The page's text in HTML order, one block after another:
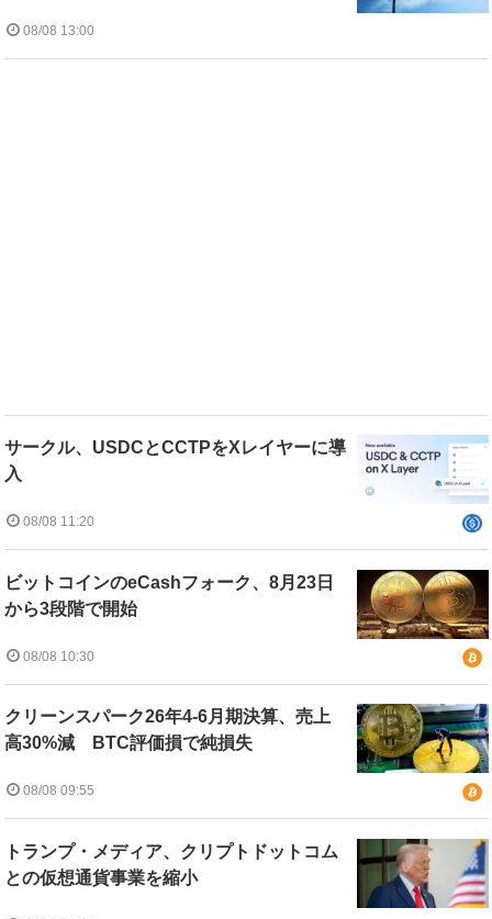
08/08 13:00
サークル、USDCとCCTPをXレイヤーに導
入
08/08 11:20
ビットコインのeCashフォーク、8月23日
から3段階で開始
08/08 10:30
クリーンスパーク26年4-6月期決算、売上
高30%減 BTC評価損で純損失
08/08 09:55
トランプ・メディア、クリプトドットコム
との仮想通貨事業を縮小